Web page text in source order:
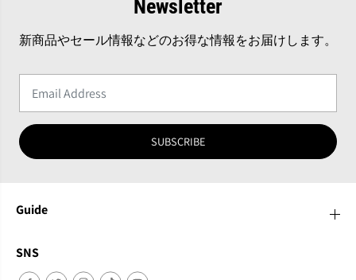
Newsletter
新商品やセール情報などのお得な情報をお届けします。
SUBSCRIBE
Guide
SNS